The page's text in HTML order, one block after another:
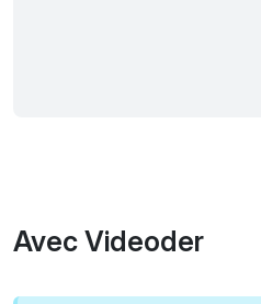
Avec Videoder